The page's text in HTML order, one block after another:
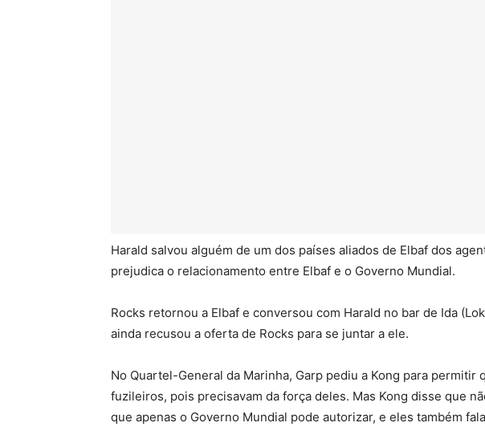
Harald salvou alguém de um dos países aliados de Elbaf dos
prejudica o relacionamento entre Elbaf e o Governo Mundial.
Rocks retornou a Elbaf e conversou com Harald no bar de Ida
ainda recusou a oferta de Rocks para se juntar a ele.
No Quartel-General da Marinha, Garp pediu a Kong para permitir
fuzileiros, pois precisavam da força deles. Mas Kong disse que
que apenas o Governo Mundial pode autorizar, e eles também